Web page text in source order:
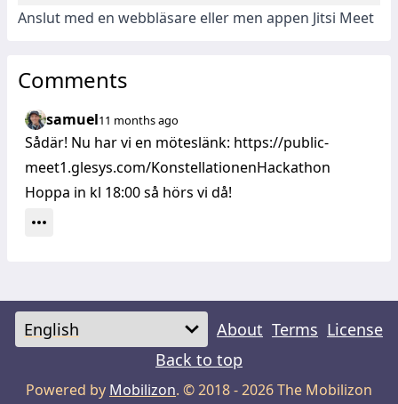
Anslut med en webbläsare eller men appen Jitsi Meet
Comments
samuel11 months ago
Sådär! Nu har vi en möteslänk: https://public-
meet1.glesys.com/KonstellationenHackathon
Hoppa in kl 18:00 så hörs vi då!
More options
About Terms License
Back to top
Powered by Mobilizon. © 2018 -2026The Mobilizon